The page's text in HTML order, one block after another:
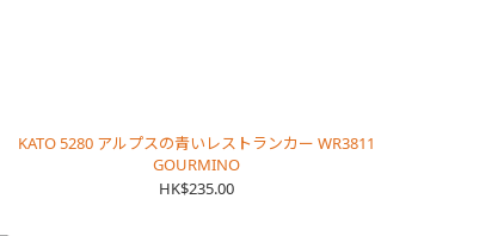
KATO 5280 アルプスの青いレストランカー WR3811
GOURMINO
HK$235.00